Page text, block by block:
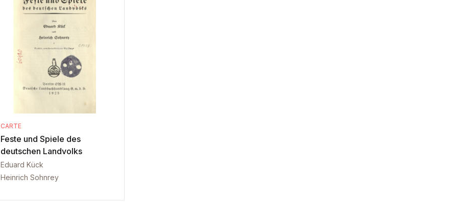
CARTE
Feste und Spiele des
deutschen Landvolks
Eduard Kück
Heinrich Sohnrey